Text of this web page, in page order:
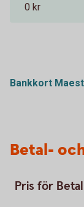
0 kr
Bankkort
Betal-
Pris för